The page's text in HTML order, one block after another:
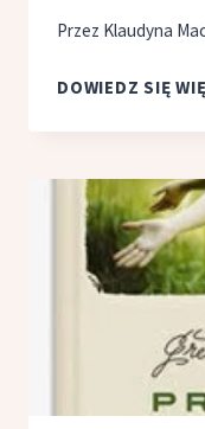
Przez Klaudyna
DOWIEDZ SIĘ